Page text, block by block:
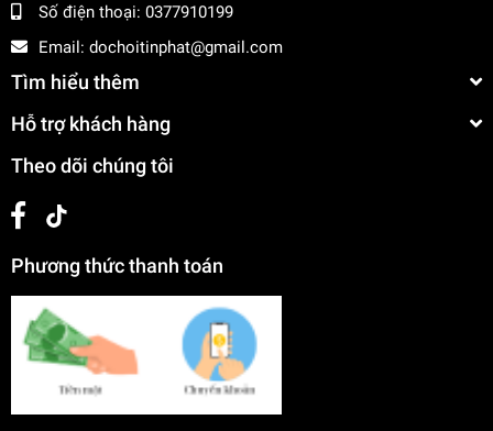
Số điện thoại: 0377910199
Email: dochoitinphat@gmail.com
Tìm hiểu thêm
Hỗ trợ khách hàng
Theo dõi chúng tôi
Phương thức thanh toán